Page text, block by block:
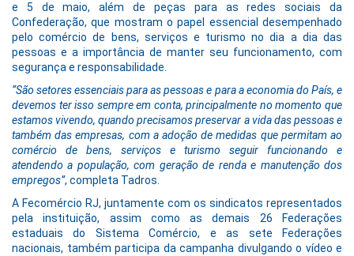
e 5 de maio, além de peças para as redes sociais da
Confederação, que mostram o papel essencial desempenhado
pelo comércio de bens, serviços e turismo no dia a dia das
pessoas e a importância de manter seu funcionamento, com
segurança e responsabilidade.
“São setores essenciais para as pessoas e para a economia do País, e
devemos ter isso sempre em conta, principalmente no momento que
estamos vivendo, quando precisamos preservar a vida das pessoas e
também das empresas, com a adoção de medidas que permitam ao
comércio de bens, serviços e turismo seguir funcionando e
atendendo a população, com geração de renda e manutenção dos
empregos”, completa Tadros.
A Fecomércio RJ, juntamente com os sindicatos representados
pela instituição, assim como as demais 26 Federações
estaduais do Sistema Comércio, e as sete Federações
nacionais, também participa da campanha divulgando o vídeo e